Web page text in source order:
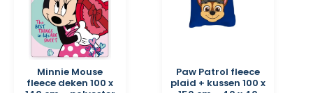
Minnie Mouse
fleece deken 100 x
Paw Patrol fleece
plaid + kussen 100 x